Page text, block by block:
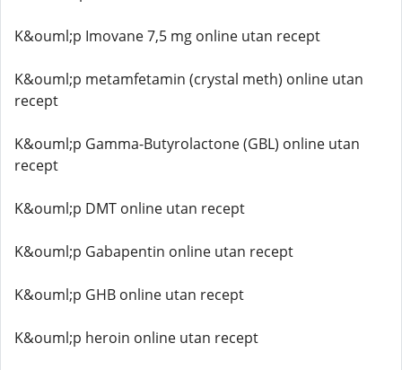
K&ouml;p Imovane 7,5 mg online utan recept
K&ouml;p metamfetamin (crystal meth) online utan
recept
K&ouml;p Gamma-Butyrolactone (GBL) online utan
recept
K&ouml;p DMT online utan recept
K&ouml;p Gabapentin online utan recept
K&ouml;p GHB online utan recept
K&ouml;p heroin online utan recept